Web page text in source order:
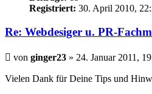
Registriert: 30. April 2010,
Re: Webdesiger u. PR-
Beitrag
von ginger23 » 24. Januar 2011,
Vielen Dank für Deine Tips und